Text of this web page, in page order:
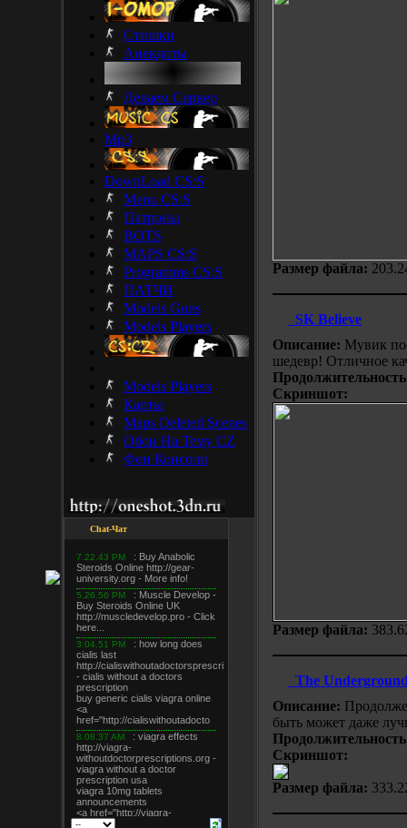
Стишки
Анекдоты
Делаем Сервер
Mp3
DownLoad CS:S
Menu CS:S
Патроны
BOTS
MAPS CS:S
Programms CS:S
ПАТЧИ
Models Guns
Models Players
Models Players
Карты
Maps Deleted Scenes
Обои На Тему CZ
Фон Консоли
Chat-Чат
Размер файла:
SK Believe
Описание: Мувик
шедевр! Отличное
Скриншот:
Размер файла:
The
Описание:
быть может даже
Скриншот:
Размер файла: